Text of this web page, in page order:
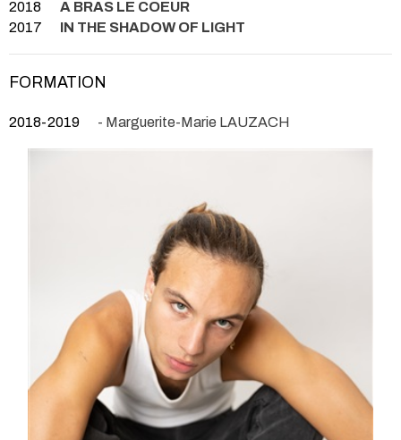
2018
A BRAS LE COEUR
2017
IN THE SHADOW OF LIGHT
FORMATION
2018-2019 - Marguerite-Marie LAUZACH